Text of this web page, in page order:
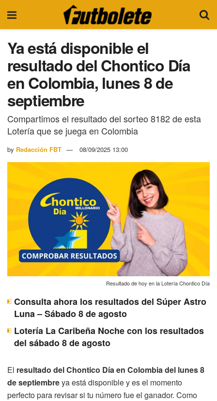
Ya está disponible el
resultado del Chontico Día
en Colombia, lunes 8 de
septiembre
Compartimos el resultado del sorteo 8182 de esta
Lotería que se juega en Colombia
by Redacción FBT 08/09/2025 13:00
Resultado de hoy en la Lotería Chontico Día
Consulta ahora los resultados del Súper Astro
Luna – Sábado 8 de agosto
Lotería La Caribeña Noche con los resultados
del sábado 8 de agosto
El resultado del Chontico Día en Colombia del lunes 8
de septiembreya está disponible y es el momento
perfecto para revisar si tu número fue el ganador. Como